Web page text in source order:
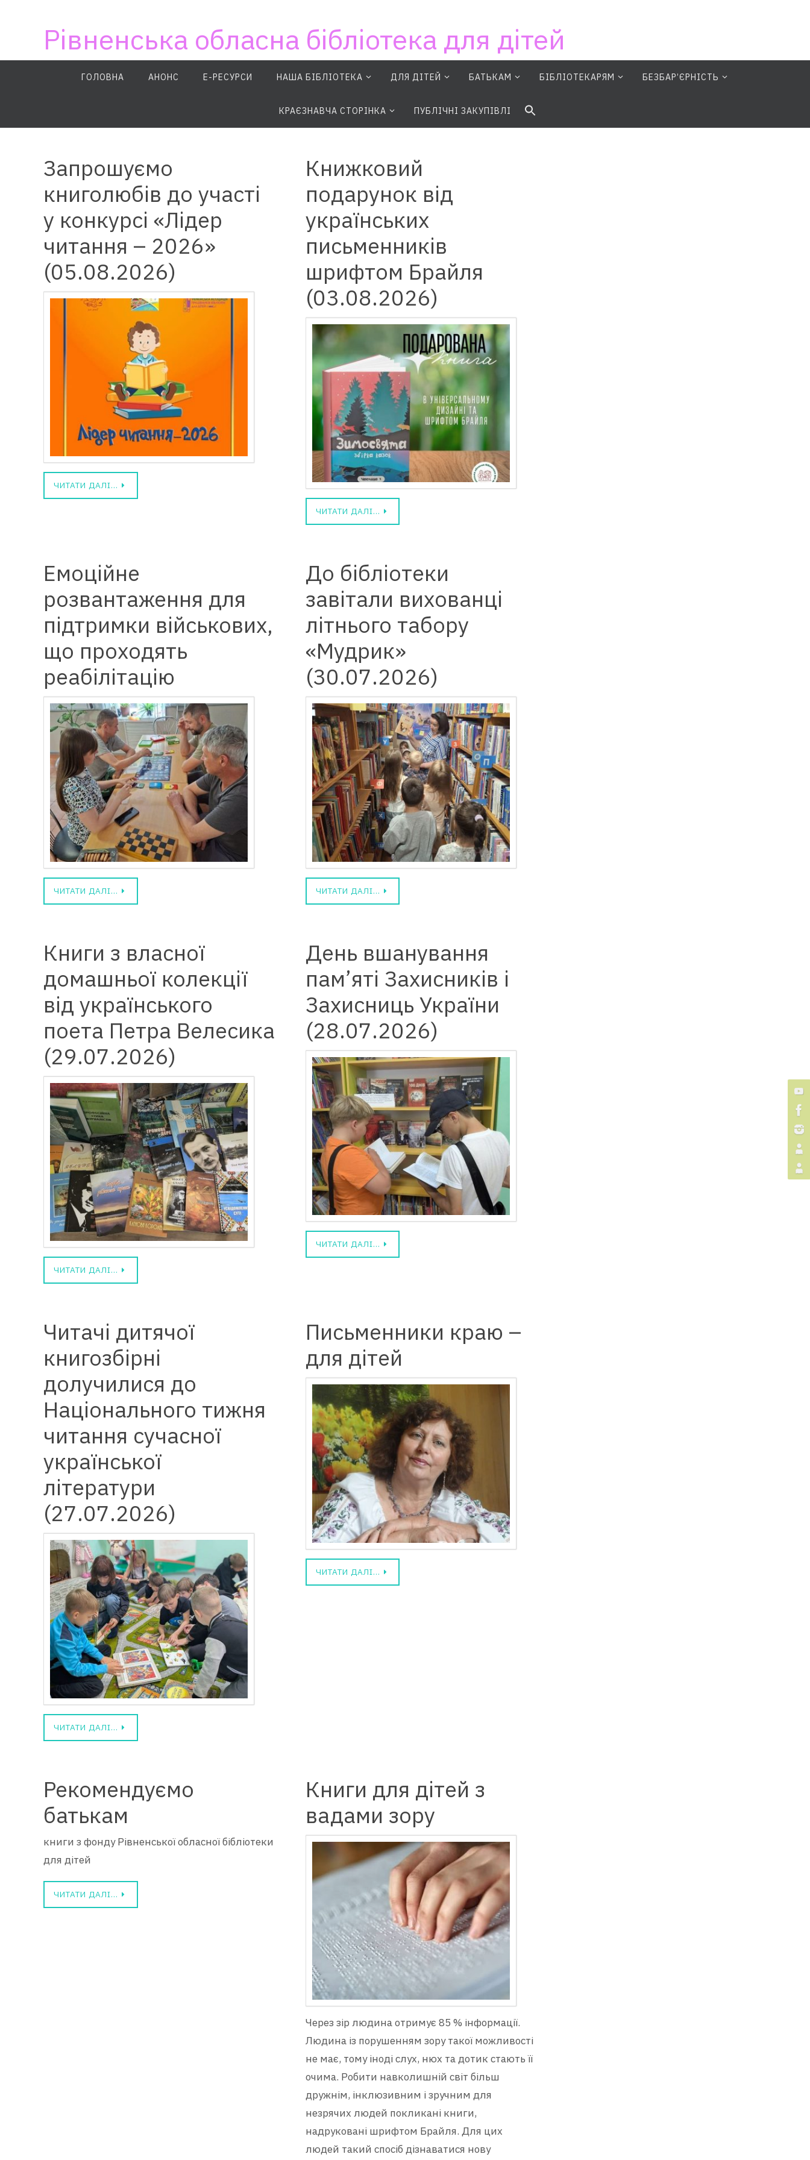
Рівненська обласна бібліотека для дітей
ГОЛОВНА АНОНС E-РЕСУРСИ НАША БІБЛІОТЕКА ДЛЯ ДІТЕЙ БАТЬКАМ БІБЛІОТЕКАРЯМ БЕЗБАР’ЄРНІСТЬ
КРАЄЗНАВЧА СТОРІНКА ПУБЛІЧНІ ЗАКУПІВЛІ
Запрошуємо
книголюбів до участі
у конкурсі «Лідер
читання – 2026»
(05.08.2026)
ЧИТАТИ ДАЛІ…
Книжковий
подарунок від
українських
письменників
шрифтом Брайля
(03.08.2026)
ЧИТАТИ ДАЛІ…
Емоційне
розвантаження для
підтримки військових,
що проходять
реабілітацію
ЧИТАТИ ДАЛІ…
До бібліотеки
завітали вихованці
літнього табору
«Мудрик»
(30.07.2026)
ЧИТАТИ ДАЛІ…
Книги з власної
домашньої колекції
від українського
поета Петра Велесика
(29.07.2026)
ЧИТАТИ ДАЛІ…
День вшанування
пам’яті Захисників і
Захисниць України
(28.07.2026)
ЧИТАТИ ДАЛІ…
Читачі дитячої
книгозбірні
долучилися до
Національного тижня
читання сучасної
української
літератури
(27.07.2026)
ЧИТАТИ ДАЛІ…
Письменники краю –
для дітей
ЧИТАТИ ДАЛІ…
Рекомендуємо
батькам
книги з фонду Рівненської обласної бібліотеки
для дітей
ЧИТАТИ ДАЛІ…
Книги для дітей з
вадами зору
Через зір людина отримує 85 % інформації.
Людина із порушенням зору такої можливості
не має, тому іноді слух, нюх та дотик стають її
очима. Робити навколишній світ більш
дружнім, інклюзивним і зручним для
незрячих людей покликані книги,
надруковані шрифтом Брайля. Для цих
людей такий спосіб дізнаватися нову